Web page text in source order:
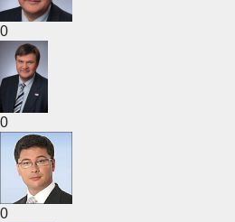
0
0
0